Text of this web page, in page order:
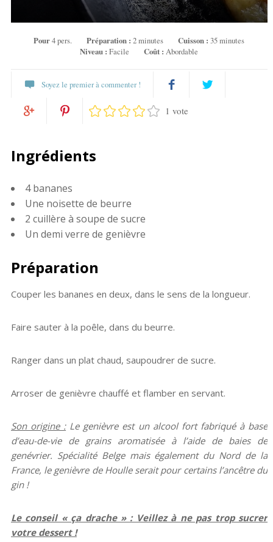
Pour4 pers. Préparation :2 minutes Cuisson :35 minutes
Niveau : Facile Coût : Abordable
Soyez le premier à commenter !
Partagez
sur
Google+
it
1 vote
Ingrédients
4 bananes
Une noisette de beurre
2 cuillère à soupe de sucre
Un demi verre de genièvre
Préparation
Couper les bananes en deux, dans le sens de la longueur.
Faire sauter à la poêle, dans du beurre.
Ranger dans un plat chaud, saupoudrer de sucre.
Arroser de genièvre chauffé et flamber en servant.
Son origine : Le genièvre est un alcool fort fabriqué à base
d’eau-de-vie de grains aromatisée à l’aide de baies de
genévrier. Spécialité Belge mais également du Nord de la
France, le genièvre de Houlle serait pour certains l’ancêtre du
gin !
Le conseil « ça drache » : Veillez à ne pas trop sucrer
votre dessert !